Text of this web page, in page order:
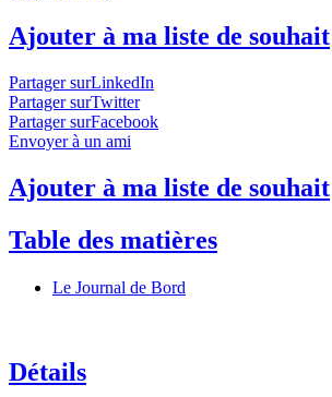
Ajouter à ma liste de souhait
Partager surLinkedIn
Partager surTwitter
Partager surFacebook
Envoyer à un ami
Ajouter à ma liste de souhait
Table des matières
Le Journal de Bord
Détails